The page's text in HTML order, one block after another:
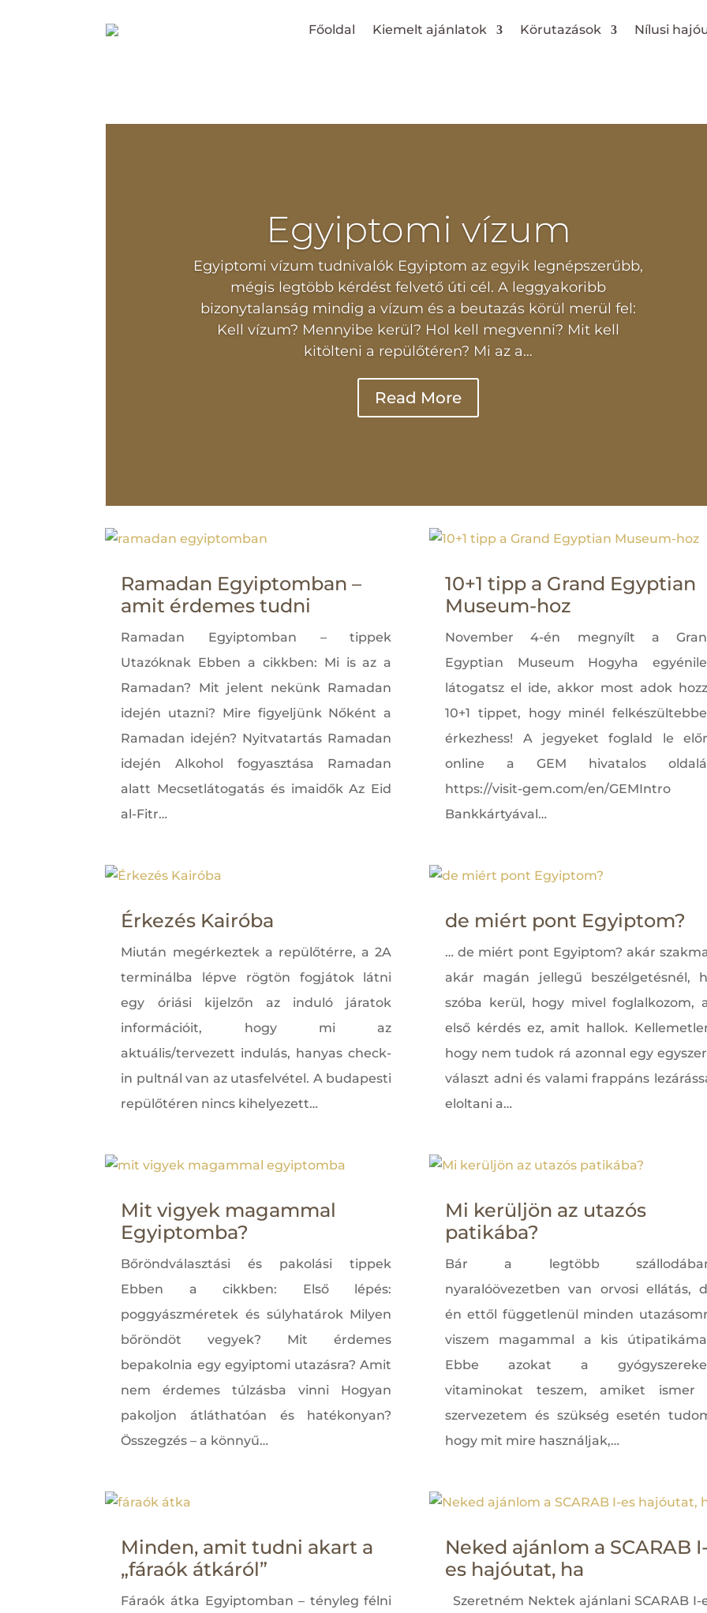
Főoldal Kiemelt ajánlatok Körutazások Nílusi
Egyiptomi vízum
Egyiptomi vízum tudnivalók Egyiptom az egyik legnépszerűbb,
mégis legtöbb kérdést felvető úti cél. A leggyakoribb
bizonytalanság mindig a vízum és a beutazás körül merül fel:
Kell vízum? Mennyibe kerül? Hol kell megvenni? Mit kell
kitölteni a repülőtéren? Mi az a…
Read More
Ramadan Egyiptomban –
amit érdemes tudni
Ramadan Egyiptomban – tippek
Utazóknak Ebben a cikkben: Mi is az a
Ramadan? Mit jelent nekünk Ramadan
idején utazni? Mire figyeljünk Nőként a
Ramadan idején? Nyitvatartás Ramadan
idején Alkohol fogyasztása Ramadan
alatt Mecsetlátogatás és imaidők Az Eid
al-Fitr…
10+1 tipp a Grand Egyptian
Museum-hoz
November 4-én megnyílt a
Egyptian Museum Hogyha
látogatsz el ide, akkor most adok
10+1 tippet, hogy minél
érkezhess! A jegyeket foglald le
online a GEM hivatalos
https://visit-gem.com/en/GEMIntro
Bankkártyával…
Érkezés Kairóba
Miután megérkeztek a repülőtérre, a 2A
terminálba lépve rögtön fogjátok látni
egy óriási kijelzőn az induló járatok
információit, hogy mi az
aktuális/tervezett indulás, hanyas check-
in pultnál van az utasfelvétel. A budapesti
repülőtéren nincs kihelyezett…
de miért pont Egyiptom?
… de miért pont Egyiptom? akár
akár magán jellegű beszélgetésnél,
szóba kerül, hogy mivel foglalkozom,
első kérdés ez, amit hallok.
hogy nem tudok rá azonnal egy
választ adni és valami frappáns
eloltani a…
Mit vigyek magammal
Egyiptomba?
Bőröndválasztási és pakolási tippek
Ebben a cikkben: Első lépés:
poggyászméretek és súlyhatárok Milyen
bőröndöt vegyek? Mit érdemes
bepakolnia egy egyiptomi utazásra? Amit
nem érdemes túlzásba vinni Hogyan
pakoljon átláthatóan és hatékonyan?
Összegzés – a könnyű…
Mi kerüljön az utazós
patikába?
Bár a legtöbb
nyaralóövezetben van orvosi ellátás,
én ettől függetlenül minden
viszem magammal a kis
Ebbe azokat a
vitaminokat teszem, amiket ismer
szervezetem és szükség esetén
hogy mit mire használjak,…
Minden, amit tudni akart a
„fáraók átkáról”
Fáraók átka Egyiptomban – tényleg félni
Neked ajánlom a SCARAB I-
es hajóutat, ha
Szeretném Nektek ajánlani SCARAB I-